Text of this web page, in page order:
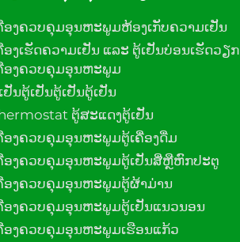
ອງຄວບຄຸມອຸນຫະພູມຫ້ອງເກັບຄວາມເຢັນ
ອງເຮັດຄວາມເຢັນ ແລະ ຕູ້ເຢັນບ່ອນເຮັດວຽກ
ອງຄວບຄຸມອຸນຫະພູມ
ຢັນຕູ້ເຢັນຕູ້ເຢັນຕູ້ເຢັນ
ຕູ້ສະແດງຕູ້ເຢັນ
ອງຄວບຄຸມອຸນຫະພູມຕູ້ເຄື່ອງດື່ມ
ອງຄວບຄຸມອຸນຫະພູມຕູ້ເຢັນສີ່ຫຼືຫົກປະຕູ
ອງຄວບຄຸມອຸນຫະພູມຕູ້ຜ້າມ່ານ
ອງຄວບຄຸມອຸນຫະພູມຕູ້ເຢັນແນວນອນ
ອງຄວບຄຸມອຸນຫະພູມເຮືອນແກ້ວ